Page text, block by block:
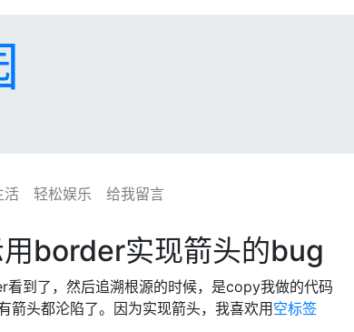
活 轻松娱乐 给我留言
border实现箭头的bug
到了，然后追溯根源的时候，是copy我做的代码
箭头都沦陷了。因为实现箭头，我喜欢用空标签